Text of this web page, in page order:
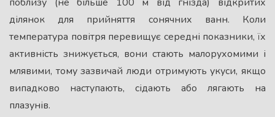
ділянок для прийняття сонячних ванн. Коли
температура повітря перевищує середні показники, їх
активність знижується, вони стають малорухомими і
млявими, тому зазвичай люди отримують укуси, якщо
випадково наступають, сідають або лягають на
плазунів.